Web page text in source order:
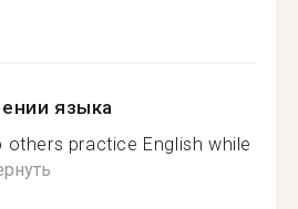
языка
others practice English while